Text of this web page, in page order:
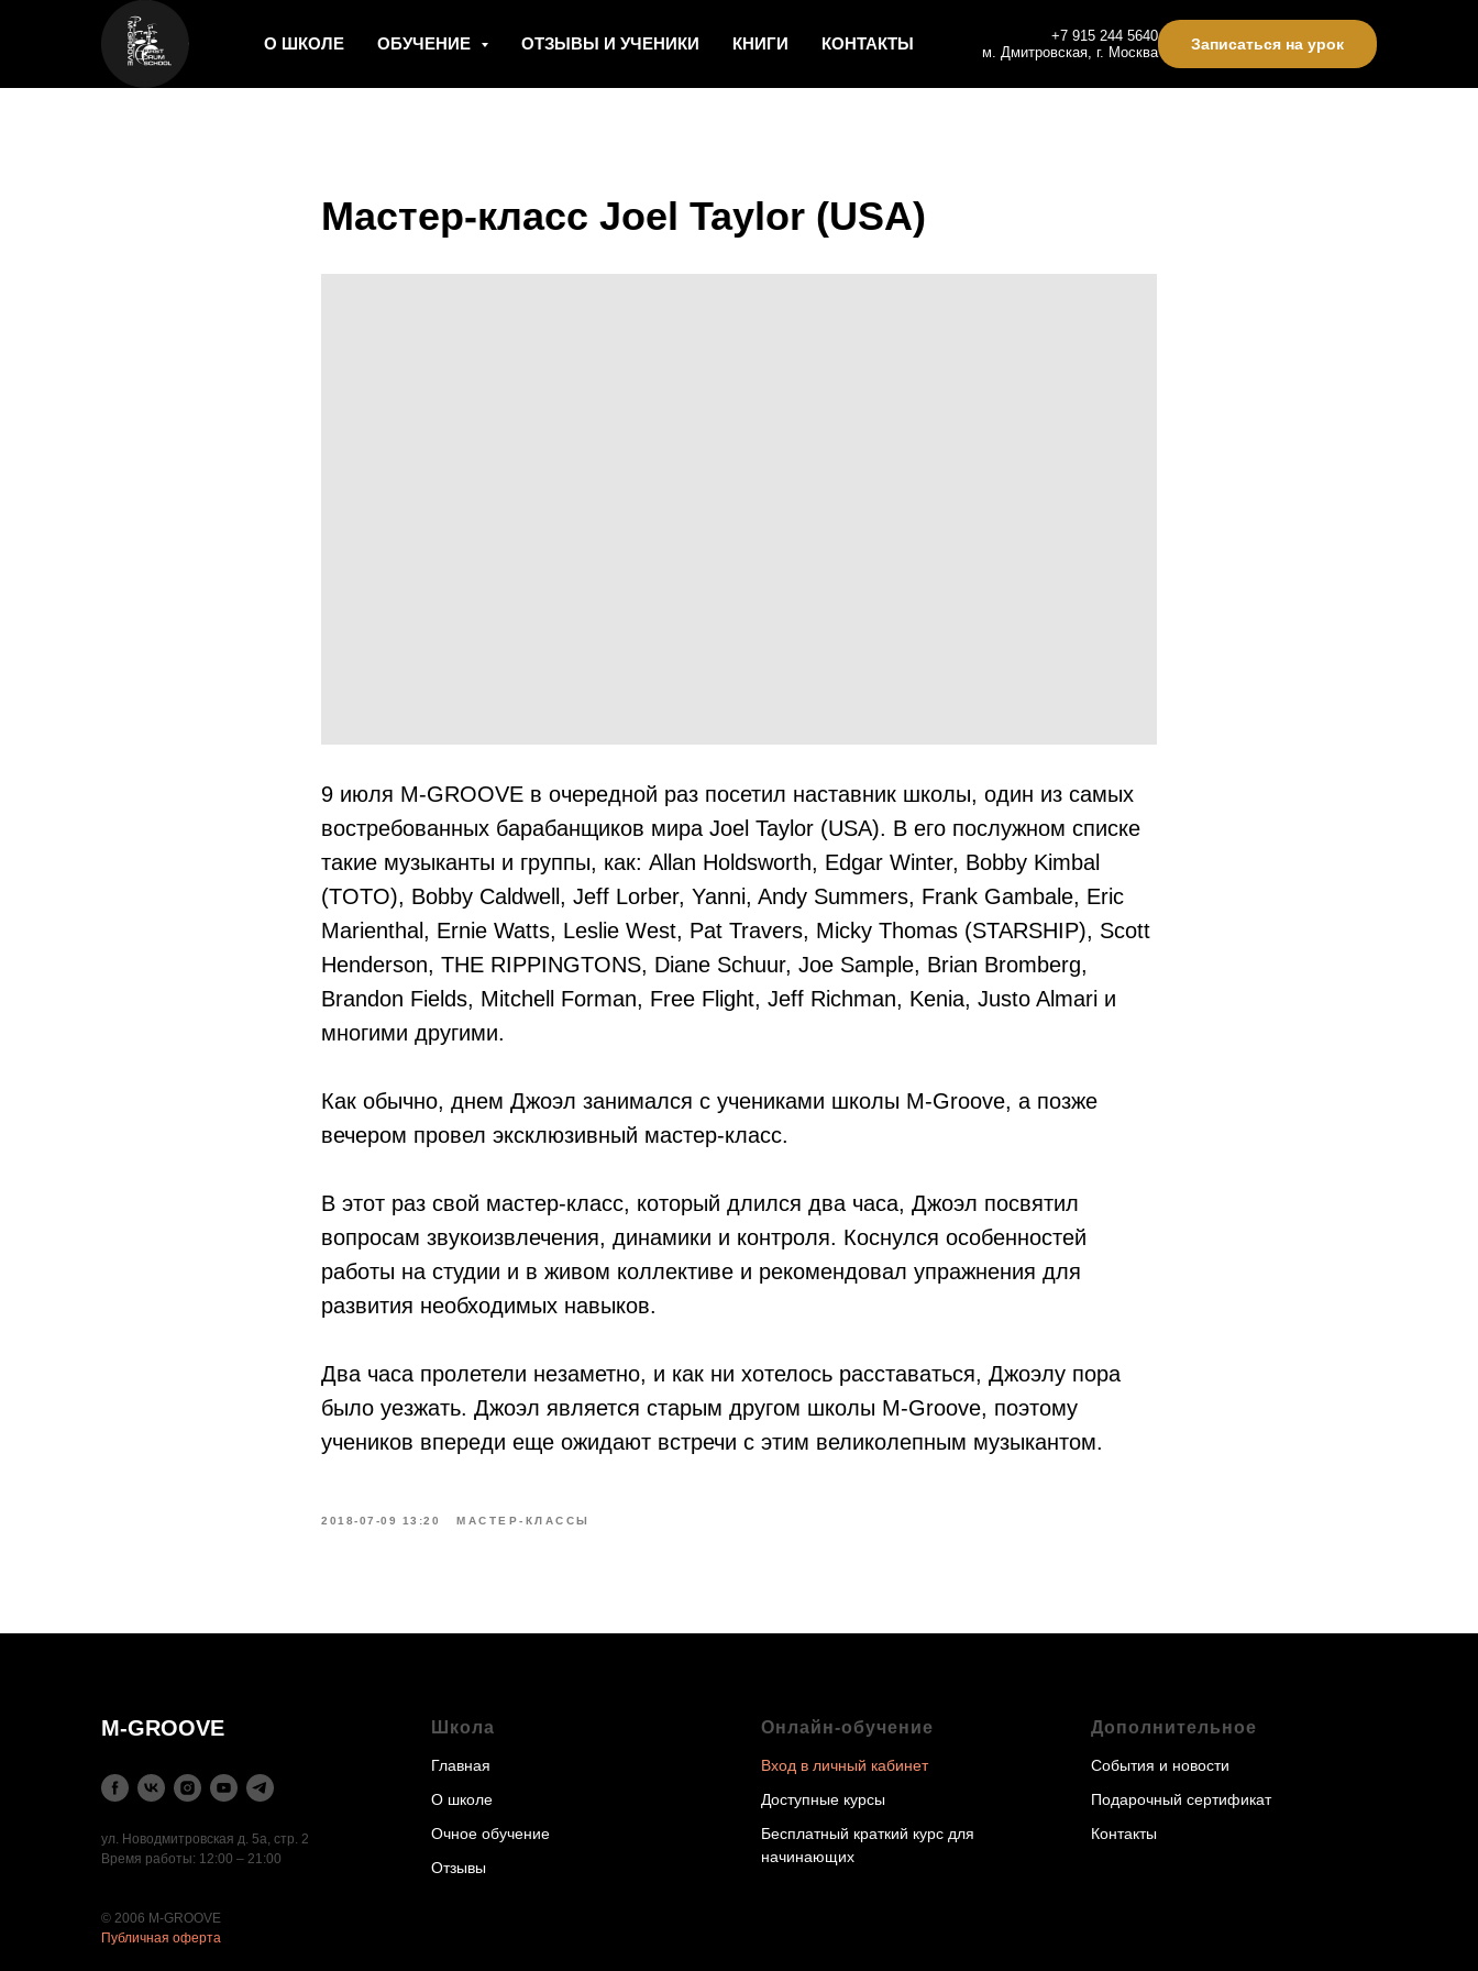
О ШКОЛЕ ОБУЧЕНИЕ ОТЗЫВЫ И УЧЕНИКИ КНИГИ КОНТАКТЫ
+7 915 244 5640
м. Дмитровская, г. Москва
Записаться на урок
Мастер-класс Joel Taylor (USA)
9 июля M-GROOVE в очередной раз посетил наставник школы, один из самых
востребованных барабанщиков мира Joel Taylor (USA). В его послужном списке
такие музыканты и группы, как: Allan Holdsworth, Edgar Winter, Bobby Kimbal
(ТOTO), Bobby Caldwell, Jeff Lorber, Yanni, Andy Summers, Frank Gambale, Eric
Marienthal, Ernie Watts, Leslie West, Pat Travers, Micky Thomas (STARSHIP), Scott
Henderson, THE RIPPINGTONS, Diane Schuur, Joe Sample, Brian Bromberg,
Brandon Fields, Mitchell Forman, Free Flight, Jeff Richman, Kenia, Justo Almari и
многими другими.
Как обычно, днем Джоэл занимался с учениками школы M-Groove, а позже
вечером провел эксклюзивный мастер-класс.
В этот раз свой мастер-класс, который длился два часа, Джоэл посвятил
вопросам звукоизвлечения, динамики и контроля. Коснулся особенностей
работы на студии и в живом коллективе и рекомендовал упражнения для
развития необходимых навыков.
Два часа пролетели незаметно, и как ни хотелось расставаться, Джоэлу пора
было уезжать. Джоэл является старым другом школы M-Groove, поэтому
учеников впереди еще ожидают встречи с этим великолепным музыкантом.
2018-07-09 13:20 МАСТЕР-КЛАССЫ
M-GROOVE
ул. Новодмитровская д. 5а, стр. 2
Время работы: 12:00 – 21:00
© 2006 M-GROOVE
Публичная оферта
Школа
Главная
О школе
Очное обучение
Отзывы
Онлайн-обучение
Вход в личный кабинет
Доступные курсы
Бесплатный краткий курс для
начинающих
Дополнительное
События и новости
Подарочный сертификат
Контакты